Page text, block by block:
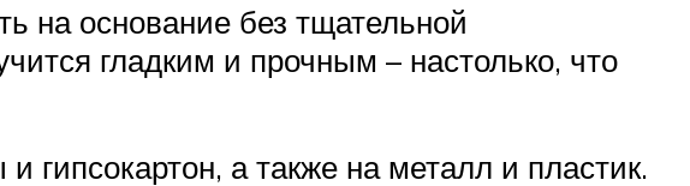
на основание без тщательной
гладким и прочным – настолько, что
а также на металл и пластик.